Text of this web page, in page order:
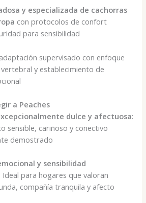
y especializada de cachorras
con protocolos de confort
para sensibilidad
supervisado con enfoque
y establecimiento de
a Peaches
dulce y afectuosa:
sensible, cariñoso y conectivo
demostrado
y sensibilidad
: Ideal para hogares que valoran
compañía tranquila y afecto